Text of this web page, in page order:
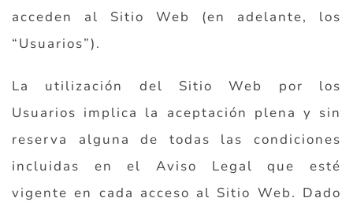
acceden al Sitio Web (en adelante, los
“Usuarios”).
La utilización del Sitio Web por los
Usuarios implica la aceptación plena y sin
reserva alguna de todas las condiciones
incluidas en el Aviso Legal que esté
vigente en cada acceso al Sitio Web. Dado